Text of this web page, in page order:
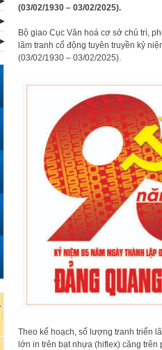
(03/02/1930 – 03/02/2025).
Bộ giao Cục Văn hoá cơ sở chủ trì,
lãm tranh cổ động tuyên truyền kỷ
(03/02/1930 – 03/02/2025).
Theo kế hoạch, số lượng tranh triển
lớn in trên bạt nhựa (hiflex) căng